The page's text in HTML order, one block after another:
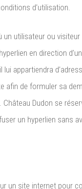
d’utilisation.
un utilisateur ou
en direction
lui appartiendra
afin de formuler sa
Château Dudon se
un hyperlien sans
un site internet pour